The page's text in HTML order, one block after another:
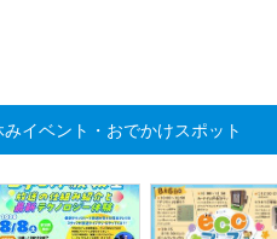
イベント・おでかけスポット